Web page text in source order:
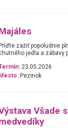
Príďte zažiť popoludnie
jedla a zábavy
23.05.2026
Pezinok
Všade